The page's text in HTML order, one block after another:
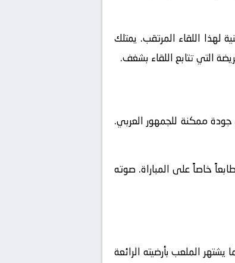
اللقاء المرتقب. يمتلك
التي تتابع اللقاء بشغف.
ممكنة للجمهور العربي.
خاصاً على المباراة. صوته
الملعب بأرضيته الرائعة